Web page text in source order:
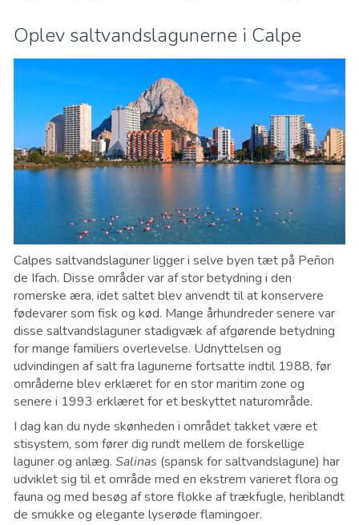
Oplev saltvandslagunerne i Calpe
Calpes saltvandslaguner ligger i selve byen tæt på Peñon
de Ifach. Disse områder var af stor betydning i den
romerske æra, idet saltet blev anvendt til at konservere
fødevarer som fisk og kød. Mange århundreder senere var
disse saltvandslaguner stadigvæk af afgørende betydning
for mange familiers overlevelse. Udnyttelsen og
udvindingen af salt fra lagunerne fortsatte indtil 1988, før
områderne blev erklæret for en stor maritim zone og
senere i 1993 erklæret for et beskyttet naturområde.
I dag kan du nyde skønheden i området takket være et
stisystem, som fører dig rundt mellem de forskellige
laguner og anlæg. Salinas (spansk for saltvandslagune) har
udviklet sig til et område med en ekstrem varieret flora og
fauna og med besøg af store flokke af trækfugle, heriblandt
de smukke og elegante lyserøde flamingoer.